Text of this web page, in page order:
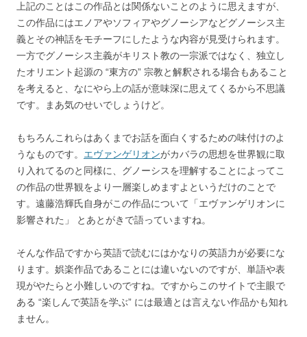
上記のことはこの作品とは関係ないことのように思えますが、
この作品にはエノアやソフィアやグノーシアなどグノーシス主
義とその神話をモチーフにしたような内容が見受けられます。
一方でグノーシス主義がキリスト教の一宗派ではなく、独立し
たオリエント起源の “東方の” 宗教と解釈される場合もあること
を考えると、なにやら上の話が意味深に思えてくるから不思議
です。まあ気のせいでしょうけど。
もちろんこれらはあくまでお話を面白くするための味付けのよ
うなものです。 エヴァンゲリオンがカバラの思想を世界観に取
り入れてるのと同様に、グノーシスを理解することによってこ
の作品の世界観をより一層楽しめますよというだけのことで
す。遠藤浩輝氏自身がこの作品について「エヴァンゲリオンに
影響された」 とあとがきで語っていますね。
そんな作品ですから英語で読むにはかなりの英語力が必要にな
ります。娯楽作品であることには違いないのですが、単語や表
現がやたらと小難しいのですね。ですからこのサイトで主眼で
ある “楽しんで英語を学ぶ” には最適とは言えない作品かも知れ
ません。